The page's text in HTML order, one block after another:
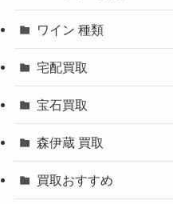
ワイン 種類
宅配買取
宝石買取
森伊蔵 買取
買取おすすめ